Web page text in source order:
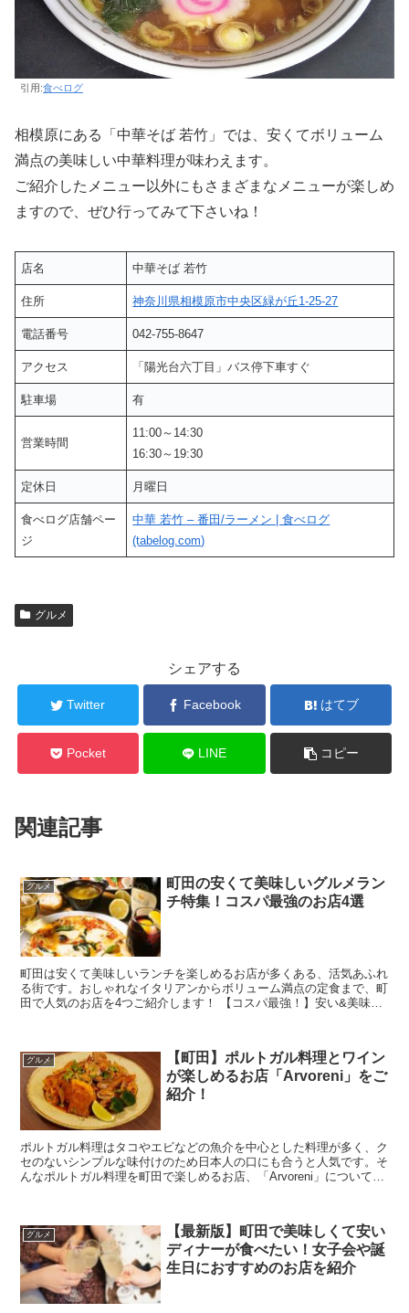
引用:食べログ
相模原にある「中華そば 若竹」では、安くてボリューム
満点の美味しい中華料理が味わえます。
ご紹介したメニュー以外にもさまざまなメニューが楽しめ
ますので、ぜひ行ってみて下さいね！
店名 中華そば 若竹
住所 神奈川県相模原市中央区緑が丘1-25-27
電話番号 042-755-8647
アクセス 「陽光台六丁目」バス停下車すぐ
駐車場 有
営業時間
11:00～14:30
16:30～19:30
定休日 月曜日
食べログ店舗ペー
ジ
中華 若竹 – 番田/ラーメン | 食べログ
(tabelog.com)
グルメ
シェアする
Twitter Facebook はてブ
Pocket LINE コピー
関連記事
グルメ
町田の安くて美味しいグルメラン
チ特集！コスパ最強のお店4選
町田は安くて美味しいランチを楽しめるお店が多くある、活気あふれ
る街です。おしゃれなイタリアンからボリューム満点の定食まで、町
田で人気のお店を4つご紹介します！ 【コスパ最強！】安い&美味し
グルメ
【町田】ポルトガル料理とワイン
が楽しめるお店「Arvoreni」をご
紹介！
ポルトガル料理はタコやエビなどの魚介を中心とした料理が多く、ク
セのないシンプルな味付けのため日本人の口にも合うと人気です。そ
んなポルトガル料理を町田で楽しめるお店、「Arvoreni」についてご
グルメ
【最新版】町田で美味しくて安い
ディナーが食べたい！女子会や誕
生日におすすめのお店を紹介